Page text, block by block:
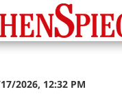
2026, 12:32 PM